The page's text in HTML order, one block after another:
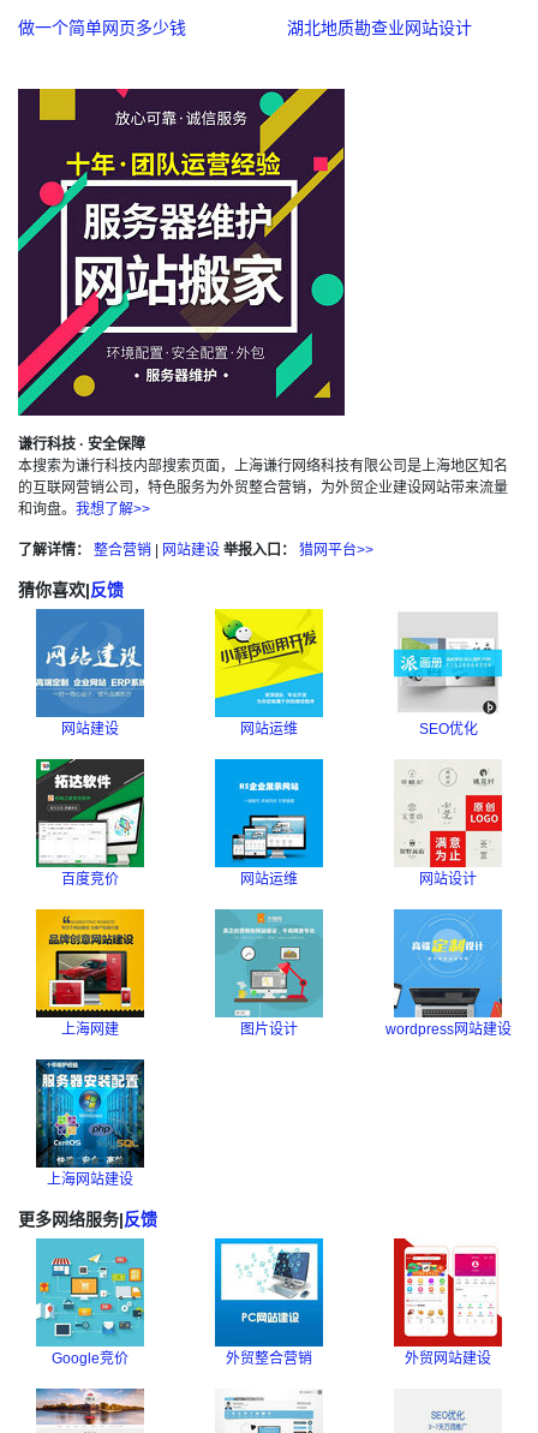
做一个简单网页多少钱 湖北地质勘查业网站设计
谦行科技 · 安全保障
本搜索为谦行科技内部搜索页面，上海谦行网络科技有限公司是上海地区知名
的互联网营销公司，特色服务为外贸整合营销，为外贸企业建设网站带来流量
和询盘。 我想了解>>
了解详情： 整合营销 网站建设 举报入口： 猎网平台>>
猜你喜欢|反馈
网站建设 网站运维 SEO优化
百度竞价 网站运维 网站设计
上海网建 图片设计 wordpress网站建设
上海网站建设
更多网络服务|反馈
Google竞价 外贸整合营销 外贸网站建设